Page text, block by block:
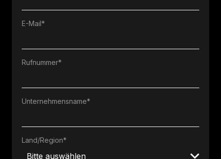
E-Mail*
Rufnummer*
Unternehmensname*
Land/Region*